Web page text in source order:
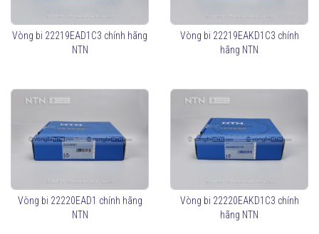
Vòng bi 22219EAD1C3 chính hãng
NTN
Vòng bi 22219EAKD1C3 chính
hãng NTN
Vòng bi 22220EAD1 chính hãng
NTN
Vòng bi 22220EAKD1C3 chính
hãng NTN